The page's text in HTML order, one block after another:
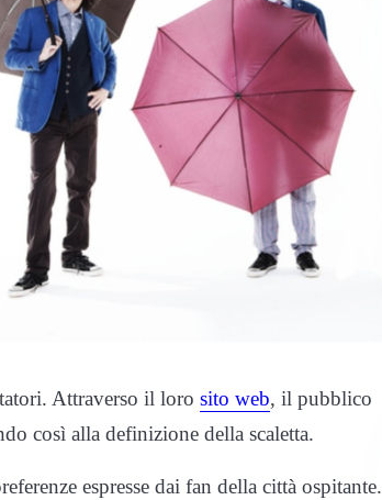
Attraverso il loro sito web, il pubblico
così alla definizione della scaletta.
espresse dai fan della città ospitante.